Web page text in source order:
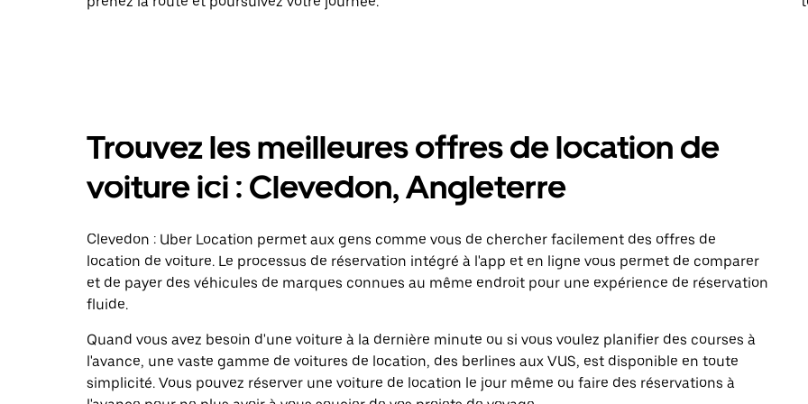
Trouvez les meilleures offres de location de
voiture ici : Clevedon, Angleterre
Clevedon : Uber Location permet aux gens comme vous de chercher facilement des offres de
location de voiture. Le processus de réservation intégré à l'app et en ligne vous permet de comparer
et de payer des véhicules de marques connues au même endroit pour une expérience de réservation
fluide.
Quand vous avez besoin d'une voiture à la dernière minute ou si vous voulez planifier des courses à
l'avance, une vaste gamme de voitures de location, des berlines aux VUS, est disponible en toute
simplicité. Vous pouvez réserver une voiture de location le jour même ou faire des réservations à